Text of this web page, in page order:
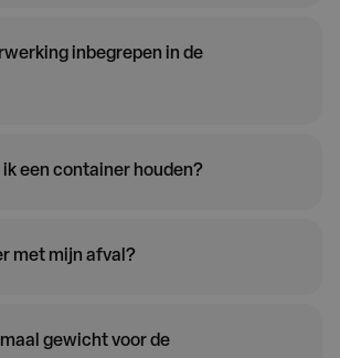
inbegrepen in de
ik een container houden?
met mijn afval?
gewicht voor de